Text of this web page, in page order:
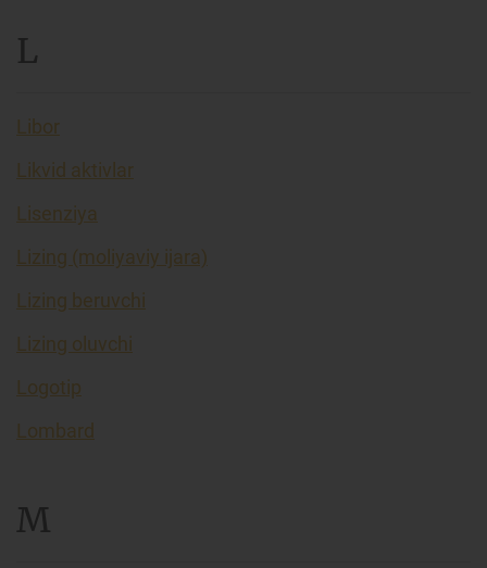
L
Libor
Likvid aktivlar
Lisenziya
Lizing (moliyaviy ijara)
Lizing beruvchi
Lizing oluvchi
Logotip
Lombard
M